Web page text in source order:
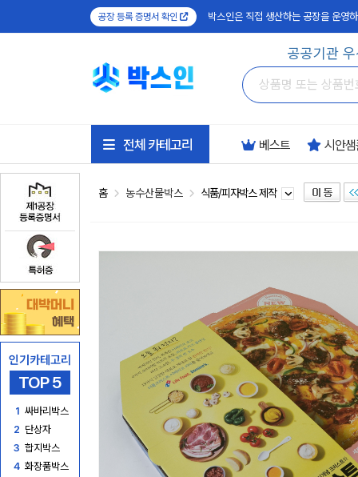
공장 등록 증명서 확인 박스인은 직접 생산하는 공장을 운영
공공기관
인기카테고리
TOP 5
1 싸바리박스
2 단상자
3 합지박스
4 화장품박스
전체 카테고리 베스트 시안
홈 농수산물박스 식품/피자박스 제작